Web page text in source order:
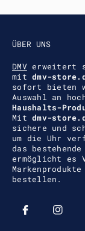
ÜBER UNS
DMV erweitert
mitdmv-
sofort bieten
Auswahl an
Haushalts-
Mitdmv-
sichere und
um die Uhr
das
ermöglicht es
bestellen.